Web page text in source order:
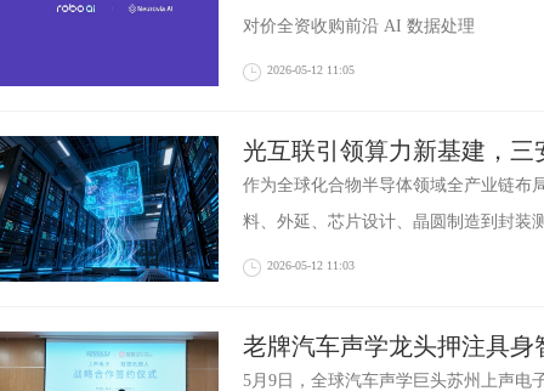
对价全资收购前沿 AI 数据处理
2026-05-12 11:05
光互联引领算力新基建，
周期
作为全球化合物半导体领域全产业链布
料、外延、芯片设计、晶圆制造到封装
2026-05-12 11:03
老牌汽车声学龙头押注具
盟，触觉赛道迎来
5月9日，全球汽车声学巨头苏州上声电